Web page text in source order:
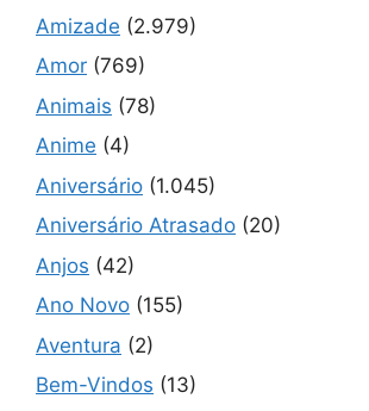
Amizade (2.979)
Amor (769)
Animais (78)
Anime (4)
Aniversário (1.045)
Aniversário Atrasado (20)
Anjos (42)
Ano Novo (155)
Aventura (2)
Bem-Vindos (13)